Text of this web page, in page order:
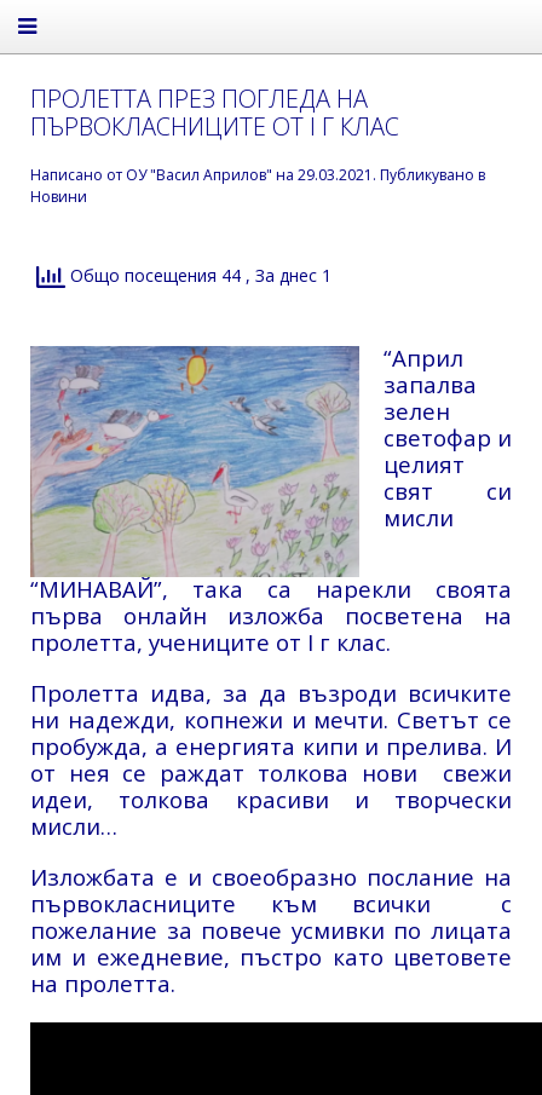
ПРОЛЕТТА ПРЕЗ ПОГЛЕДА НА
ПЪРВОКЛАСНИЦИТЕ ОТ I Г КЛАС
Написано от ОУ "Васил Априлов" на 29.03.2021 . Публикувано в
Новини
Общо посещения 44 , За днес 1
“Април
запалва
зелен
светофар и
целият
свят си
мисли
“МИНАВАЙ”, така са нарекли своята
първа онлайн изложба посветена на
пролетта, учениците от I г клас.
Пролетта идва, за да възроди всичките
ни надежди, копнежи и мечти. Светът се
пробужда, а енергията кипи и прелива. И
от нея се раждат толкова нови свежи
идеи, толкова красиви и творчески
мисли…
Изложбата е и своеобразно послание на
първокласниците към всички с
пожелание за повече усмивки по лицата
им и ежедневие, пъстро като цветовете
на пролетта.